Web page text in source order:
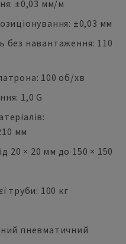
±0,03 мм/м
±0,03 мм
без навантаження: 110
100 об/хв
1,0 G
мм
20 × 20 мм до 150 × 150
труби: 100 кг
пневматичний